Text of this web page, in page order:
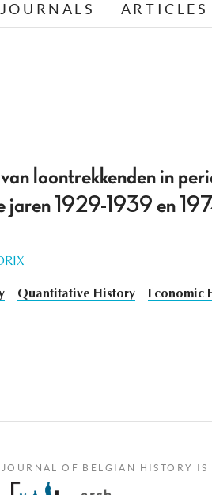
JOURNALS ARTICLES
loontrekkenden in
jaren 1929-1939 en
Quantitative History Economic
JOURNAL OF BELGIAN HISTORY